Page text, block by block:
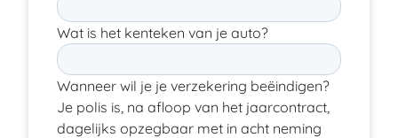
Wat is het kenteken van je auto?
Wanneer wil je je verzekering beëindigen?
Je polis is, na afloop van het jaarcontract,
dagelijks opzegbaar met in acht neming